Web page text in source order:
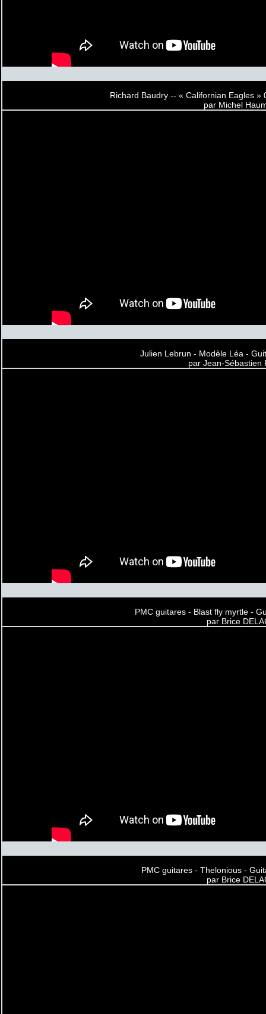
Richard Baudry -- « Californian Eagles
par Michel
Julien Lebrun - Modèle Léa -
par Jean-Sébastien
PMC guitares - Blast fly myrtle -
par Brice
PMC guitares - Thelonious -
par Brice